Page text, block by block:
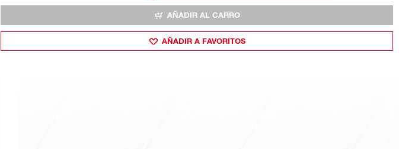
AÑADIR AL CARRO
AÑADIR A FAVORITOS